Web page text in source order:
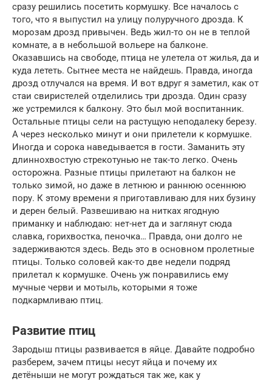
сразу решились посетить кормушку. Все началось с
того, что я выпустил на улицу полуручного дрозда. К
морозам дрозд привычен. Ведь жил-то он не в теплой
комнате, а в небольшой вольере на балконе.
Оказавшись на свободе, птица не улетела от жилья, да и
куда лететь. Сытнее места не найдешь. Правда, иногда
дрозд отлучался на время. И вот вдруг я заметил, как от
стаи свиристелей отделились три дрозда. Один сразу
же устремился к балкону. Это был мой воспитанник.
Остальные птицы сели на растущую неподалеку березу.
А через несколько минут и они прилетели к кормушке.
Иногда и сорока наведывается в гости. Заманить эту
длиннохвостую стрекотунью не так-то легко. Очень
осторожна. Разные птицы прилетают на балкон не
только зимой, но даже в летнюю и раннюю осеннюю
пору. К этому времени я приготавливаю для них бузину
и дерен белый. Развешиваю на нитках ягодную
приманку и наблюдаю: нет-нет да и заглянут сюда
славка, горихвостка, пеночка… Правда, они долго не
задерживаются здесь. Ведь это в основном пролетные
птицы. Только соловей как-то две недели подряд
прилетал к кормушке. Очень уж понравились ему
мучные черви и мотыль, которыми я тоже
подкармливаю птиц.
Развитие птиц
Зародыш птицы развивается в яйце. Давайте подробно
разберем, зачем птицы несут яйца и почему их
детёныши не могут рождаться так же, как у